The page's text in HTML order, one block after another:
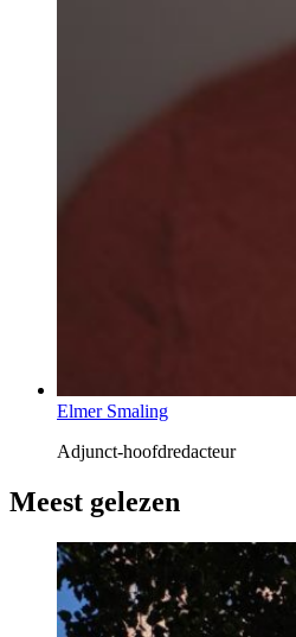
Elmer Smaling
Adjunct-hoofdredacteur
Meest gelezen